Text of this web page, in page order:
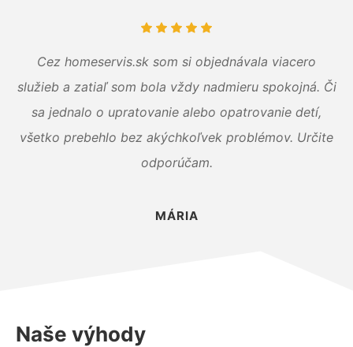
Cez homeservis.sk som si objednávala viacero
služieb a zatiaľ som bola vždy nadmieru spokojná. Či
sa jednalo o upratovanie alebo opatrovanie detí,
všetko prebehlo bez akýchkoľvek problémov. Určite
odporúčam.
MÁRIA
Naše výhody